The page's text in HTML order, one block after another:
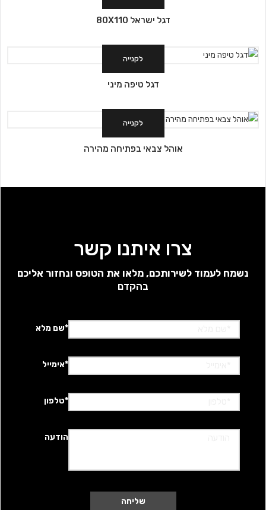
דגל ישראל 80X110
לקנייה
דגל טיפה מיני
לקנייה
אוהל צבאי בפתיחה מהירה
צרו איתנו קשר
נשמח לעמוד לשירותכם, מלאו את הטופס ונחזור אליכם
בהקדם
*שם מלא
*אימייל
*טלפון
הודעה